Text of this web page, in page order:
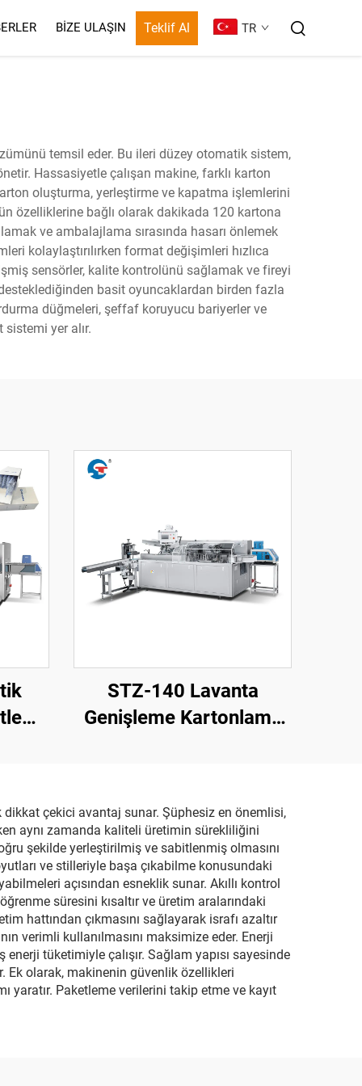
BIZE ULAŞIN Teklif Al TR
temsil eder. Bu ileri düzey otomatik sistem,
Hassasiyetle çalışan makine, farklı karton
oluşturma, yerleştirme ve kapatma işlemlerini
özelliklerine bağlı olarak dakikada 120 kartona
ve ambalajlama sırasında hasarı önlemek
kolaylaştırılırken format değişimleri hızlıca
sensörler, kalite kontrolünü sağlamak ve fireyi
basit oyuncaklardan birden fazla
düğmeleri, şeffaf koruyucu bariyerler ve
yer alır.
STZ-140 Lavanta
Genişleme Kartonlama
çekici avantaj sunar. Şüphesiz en önemlisi,
aynı zamanda kaliteli üretimin sürekliliğini
şekilde yerleştirilmiş ve sabitlenmiş olmasını
ve stilleriyle başa çıkabilme konusundaki
açısından esneklik sunar. Akıllı kontrol
süresini kısaltır ve üretim aralarındaki
hattından çıkmasını sağlayarak israfı azaltır
verimli kullanılmasını maksimize eder. Enerji
tüketimiyle çalışır. Sağlam yapısı sayesinde
Ek olarak, makinenin güvenlik özellikleri
yaratır. Paketleme verilerini takip etme ve kayıt